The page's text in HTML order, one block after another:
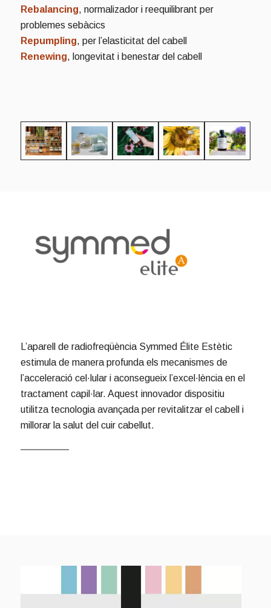
Rebalancing, normalizador i reequilibrant per
problemes sebàcics
Repumpling, per l’elasticitat del cabell
Renewing, longevitat i benestar del cabell
L’aparell de radiofreqüència Symmed Élite Estètic
estimula de manera profunda els mecanismes de
l’acceleració cel·lular i aconsegueix l’excel·lència en el
tractament capil·lar. Aquest innovador dispositiu
utilitza tecnologia avançada per revitalitzar el cabell i
millorar la salut del cuir cabellut.